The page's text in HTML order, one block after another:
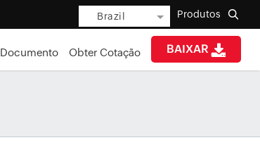
Brazil Produtos
BAIXAR
Documento Obter Cotação